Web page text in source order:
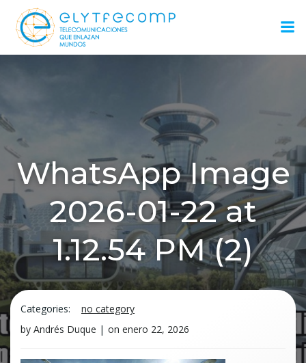
al
WhatsApp Image
2026-01-22 at
1.12.54 PM (2)
Categories:
no category
by Andrés Duque | on enero 22, 2026